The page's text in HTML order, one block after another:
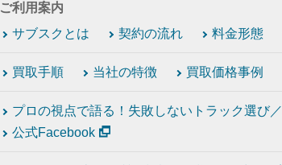
ご利用案内
サブスクとは
契約の流れ 料金形態
買取手順 当社の特徴 買取価格事例
プロの視点で語る！失敗しないトラック選び
公式Facebook